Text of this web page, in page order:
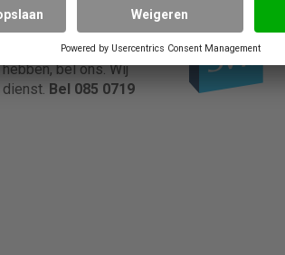
Kijk dan bij de
bel ons. Wij
dienst. Bel 085 0719